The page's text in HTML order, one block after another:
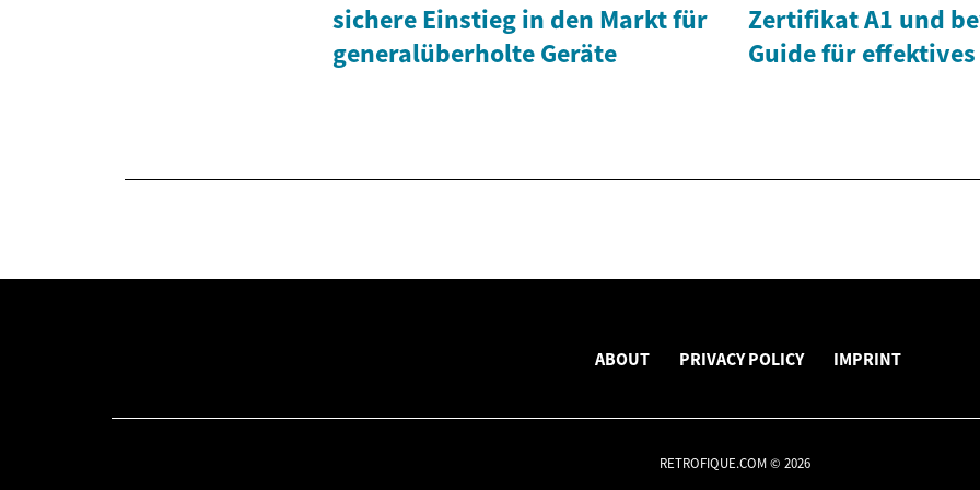
sichere Einstieg in den Markt für
generalüberholte Geräte
Zertifikat A1 und
Guide für
ABOUT PRIVACY POLICY IMPRINT
RETROFIQUE.COM © 2026